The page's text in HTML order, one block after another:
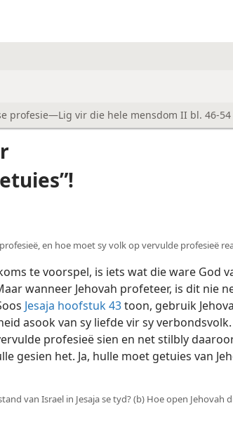
profesie—Lig vir die hele mensdom II bl. 46-54
en hoe moet sy volk op vervulde profesieë
te voorspel, is iets wat die ware God
wanneer Jehovah profeteer, is dit nie
Jesaja hoofstuk 43toon, gebruik
asook van sy liefde vir sy
profesieë sien en net stilbly
gesien het. Ja, hulle moet getuies van
van Israel in Jesaja se tyd? (b) Hoe open Jehovah